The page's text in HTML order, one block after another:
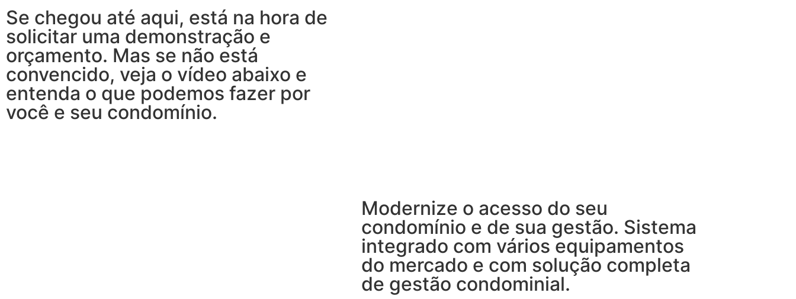
Se chegou até aqui, está na hora de
solicitar uma demonstração e
orçamento. Mas se não está
convencido, veja o vídeo abaixo e
entenda o que podemos fazer por
você e seu condomínio.
Modernize o acesso do seu
condomínio e de sua gestão. Sistema
integrado com vários equipamentos
do mercado e com solução completa
de gestão condominial.